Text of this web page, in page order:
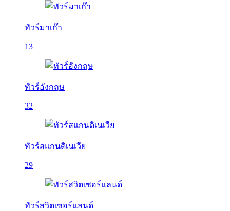
ทัวร์มาเก๊า
13
ทัวร์อังกฤษ
32
ทัวร์สแกนดิเนเวีย
29
ทัวร์สวิตเซอร์แลนด์